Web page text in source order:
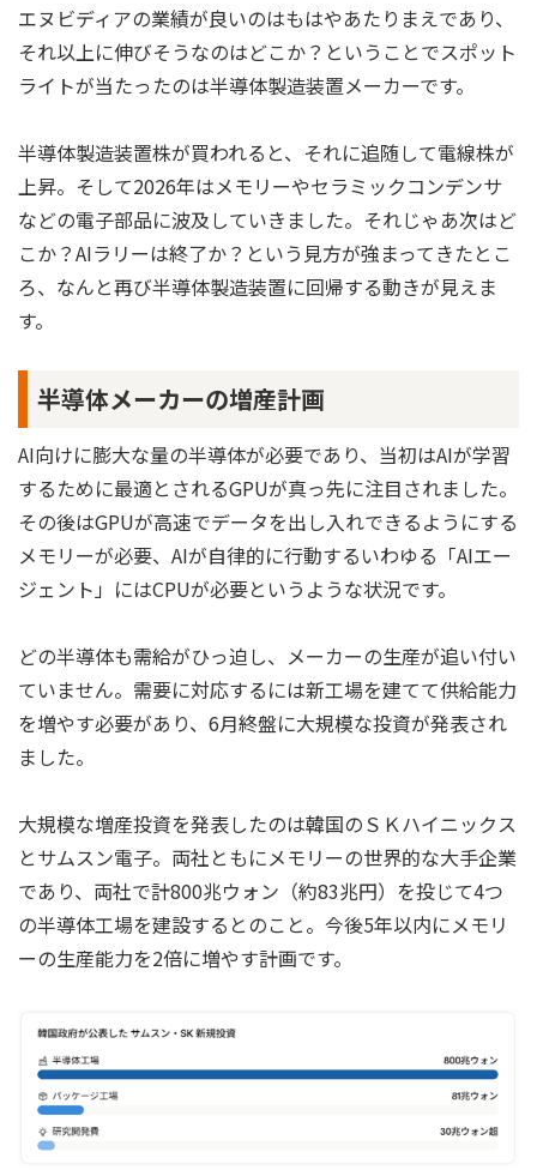
エヌビディアの業績が良いのはもはやあたりまえであり、
それ以上に伸びそうなのはどこか？ということでスポット
ライトが当たったのは半導体製造装置メーカーです。
半導体製造装置株が買われると、それに追随して電線株が
上昇。そして2026年はメモリーやセラミックコンデンサ
などの電子部品に波及していきました。それじゃあ次はど
こか？AIラリーは終了か？という見方が強まってきたとこ
ろ、なんと再び半導体製造装置に回帰する動きが見えま
す。
半導体メーカーの増産計画
AI向けに膨大な量の半導体が必要であり、当初はAIが学習
するために最適とされるGPUが真っ先に注目されました。
その後はGPUが高速でデータを出し入れできるようにする
メモリーが必要、AIが自律的に行動するいわゆる「AIエー
ジェント」にはCPUが必要というような状況です。
どの半導体も需給がひっ迫し、メーカーの生産が追い付い
ていません。需要に対応するには新工場を建てて供給能力
を増やす必要があり、6月終盤に大規模な投資が発表され
ました。
大規模な増産投資を発表したのは韓国のＳＫハイニックス
とサムスン電子。両社ともにメモリーの世界的な大手企業
であり、両社で計800兆ウォン（約83兆円）を投じて4つ
の半導体工場を建設するとのこと。今後5年以内にメモリ
ーの生産能力を2倍に増やす計画です。